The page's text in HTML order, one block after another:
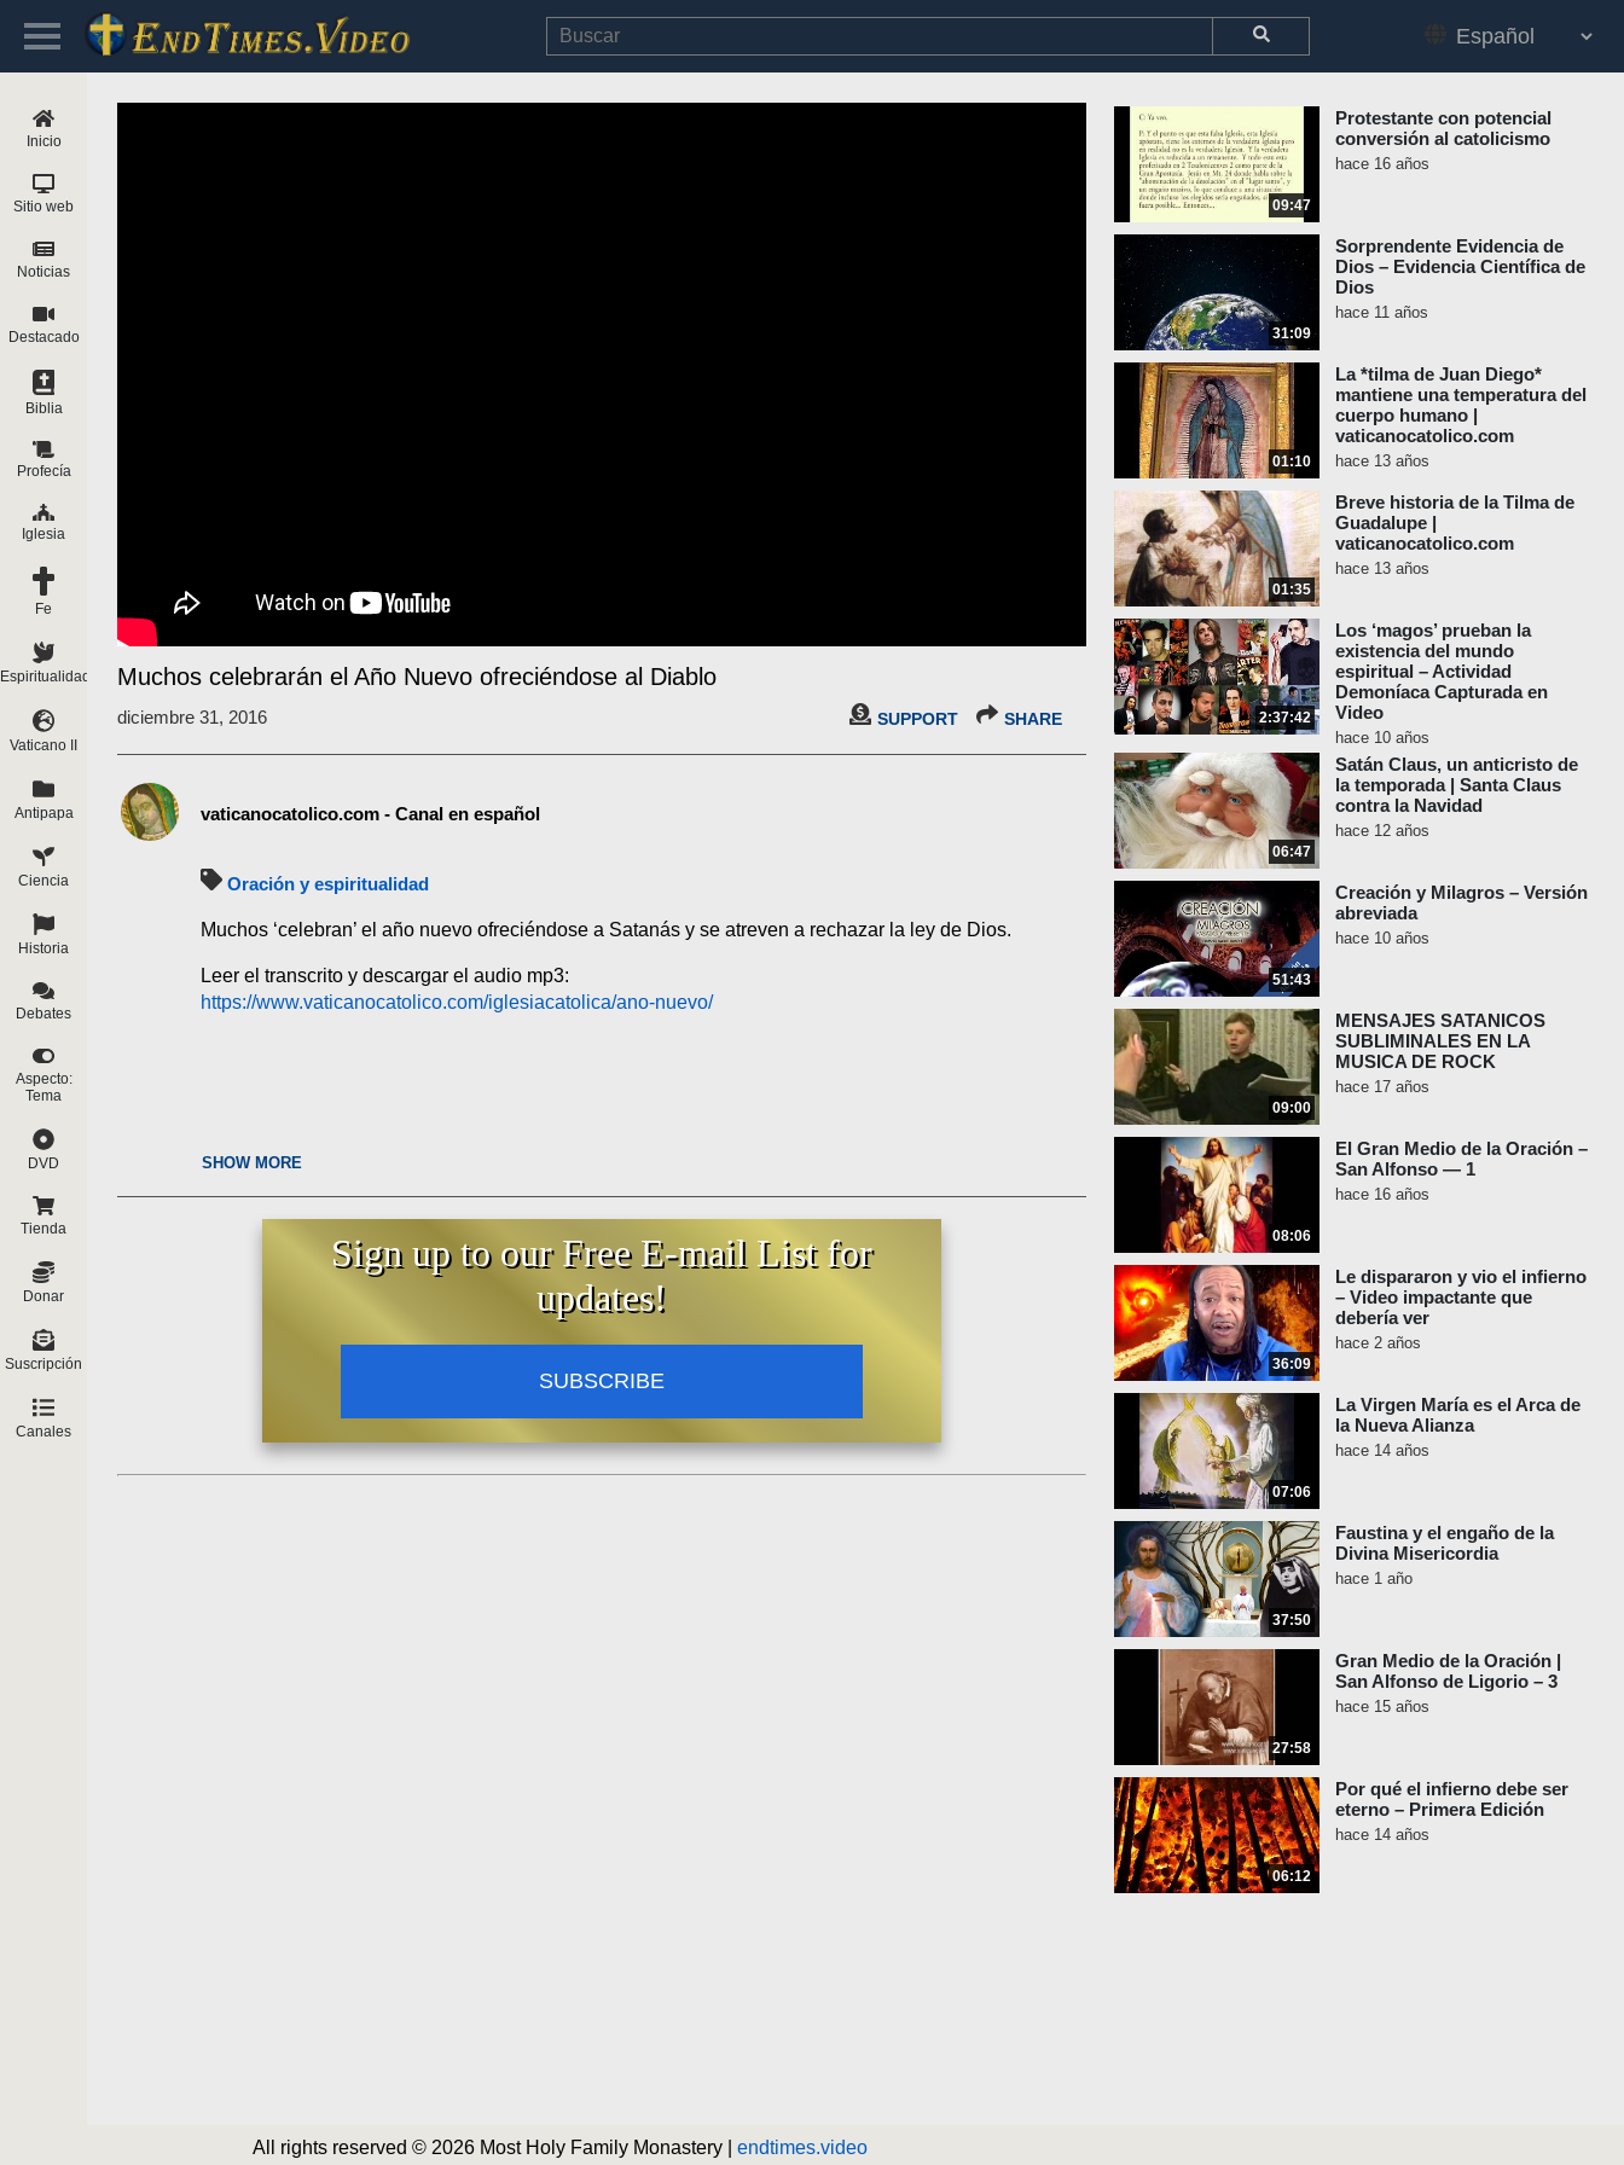
Muchos celebrarán el Año Nuevo ofreciéndose al Diablo
diciembre 31, 2016 SUPPORT SHARE
vaticanocatolico.com - Canal en español
Oración y espiritualidad
Muchos ‘celebran’ el año nuevo ofreciéndose a Satanás y se atreven a rechazar la ley de Dios.
Leer el transcrito y descargar el audio mp3:
https://www.vaticanocatolico.com/iglesiacatolica/ano-nuevo/
SHOW MORE
Sign up to our Free E-mail List for
updates!
SUBSCRIBE
09:47
Protestante con potencial
conversión al catolicismo
hace 16 años
31:09
Sorprendente Evidencia de
Dios – Evidencia Científica de
Dios
hace 11 años
01:10
La *tilma de Juan Diego*
mantiene una temperatura del
cuerpo humano |
vaticanocatolico.com
hace 13 años
01:35
Breve historia de la Tilma de
Guadalupe |
vaticanocatolico.com
hace 13 años
2:37:42
Los ‘magos’ prueban la
existencia del mundo
espiritual – Actividad
Demoníaca Capturada en
Video
hace 10 años
06:47
Satán Claus, un anticristo de
la temporada | Santa Claus
contra la Navidad
hace 12 años
51:43
Creación y Milagros – Versión
abreviada
hace 10 años
09:00
MENSAJES SATANICOS
SUBLIMINALES EN LA
MUSICA DE ROCK
hace 17 años
08:06
El Gran Medio de la Oración –
San Alfonso — 1
hace 16 años
36:09
Le dispararon y vio el infierno
– Video impactante que
debería ver
hace 2 años
07:06
La Virgen María es el Arca de
la Nueva Alianza
hace 14 años
37:50
Faustina y el engaño de la
Divina Misericordia
hace 1 año
27:58
Gran Medio de la Oración |
San Alfonso de Ligorio – 3
hace 15 años
06:12
Por qué el infierno debe ser
eterno – Primera Edición
hace 14 años
Inicio
Sitio web
Noticias
Destacado
Biblia
Profecía
Iglesia
Fe
Espiritualidad
Vaticano II
Antipapa
Ciencia
Historia
Debates
Aspecto:
Tema
DVD
Tienda
Donar
Suscripción
Canales
All rights reserved © 2026 Most Holy Family Monastery | endtimes.video